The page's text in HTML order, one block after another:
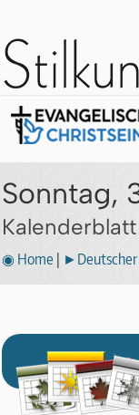
Sonntag,
◉ Home ►Deutscher